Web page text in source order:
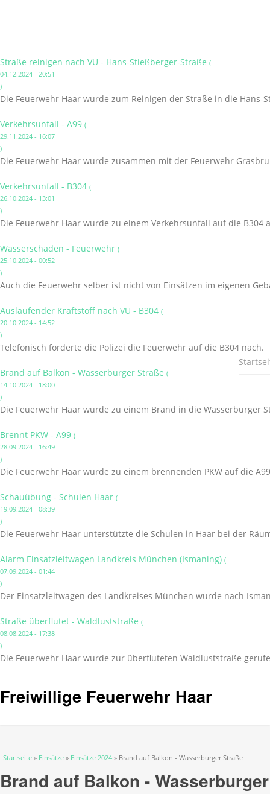
Straße reinigen nach VU - Hans-Stießberger-Straße (
04.12.2024 - 20:51
)
Die Feuerwehr Haar wurde zum Reinigen der Straße in die Hans-
Verkehrsunfall - A99 (
29.11.2024 - 16:07
)
Die Feuerwehr Haar wurde zusammen mit der Feuerwehr
Verkehrsunfall - B304 (
26.10.2024 - 13:01
)
Die Feuerwehr Haar wurde zu einem Verkehrsunfall auf die B304
Wasserschaden - Feuerwehr (
25.10.2024 - 00:52
)
Auch die Feuerwehr selber ist nicht von Einsätzen im eigenen
Auslaufender Kraftstoff nach VU - B304 (
20.10.2024 - 14:52
)
Telefonisch forderte die Polizei die Feuerwehr auf die B304 nach.
Brand auf Balkon - Wasserburger Straße (
14.10.2024 - 18:00
)
Die Feuerwehr Haar wurde zu einem Brand in die Wasserburger
Brennt PKW - A99 (
28.09.2024 - 16:49
)
Die Feuerwehr Haar wurde zu einem brennenden PKW auf die
Schauübung - Schulen Haar (
19.09.2024 - 08:39
)
Die Feuerwehr Haar unterstützte die Schulen in Haar bei der
Alarm Einsatzleitwagen Landkreis München (Ismaning) (
07.09.2024 - 01:44
)
Der Einsatzleitwagen des Landkreises München wurde nach
Straße überflutet - Waldluststraße (
08.08.2024 - 17:38
)
Die Feuerwehr Haar wurde zur überfluteten Waldluststraße
Freiwillige Feuerwehr Haar
Sie sind hier
Startseite » Einsätze » Einsätze 2024 » Brand auf Balkon - Wasserburger Straße
Brand auf Balkon -